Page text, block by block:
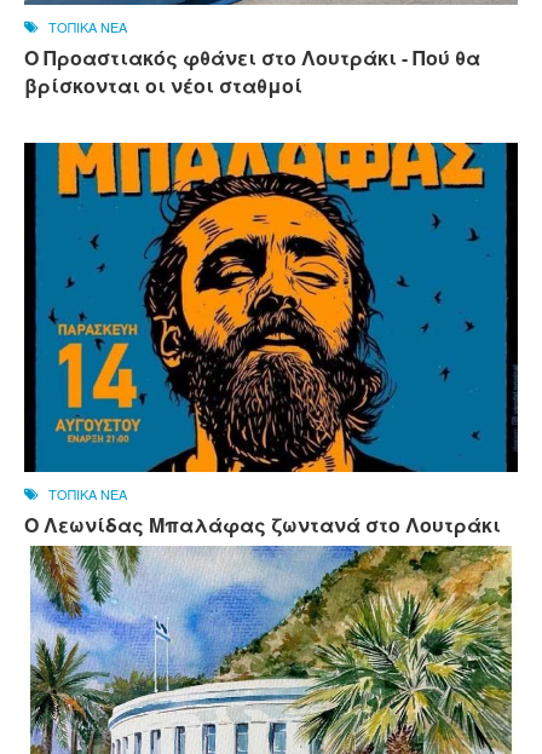
ΤΟΠΙΚΑ ΝΕΑ
Ο Προαστιακός φθάνει στο Λουτράκι - Πού θα
βρίσκονται οι νέοι σταθμοί
ΤΟΠΙΚΑ ΝΕΑ
Ο Λεωνίδας Μπαλάφας ζωντανά στο Λουτράκι